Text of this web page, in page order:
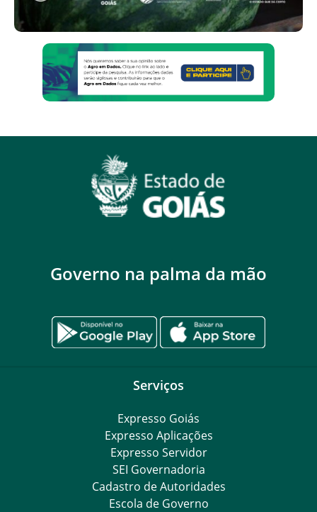
Governo na palma da mão
Serviços
Expresso Goiás
Expresso Aplicações
Expresso Servidor
SEI Governadoria
Cadastro de Autoridades
Escola de Governo